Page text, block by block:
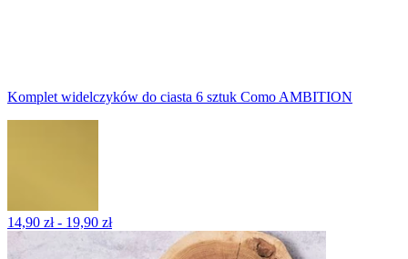
Komplet widelczyków do ciasta 6 sztuk Como AMBITION
14,90 zł - 19,90 zł